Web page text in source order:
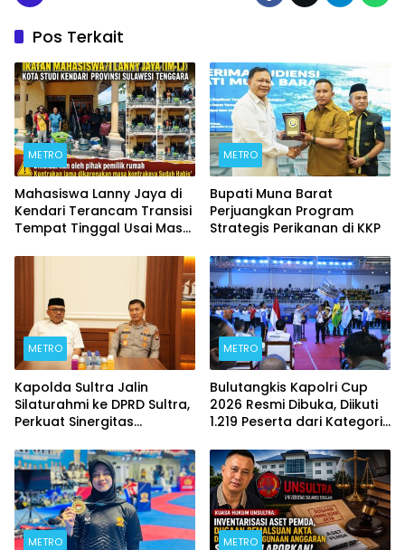
Pos Terkait
METRO
Mahasiswa Lanny Jaya di
Kendari Terancam Transisi
Tempat Tinggal Usai Masa
METRO
Bupati Muna Barat
Perjuangkan Program
Strategis Perikanan di KKP
METRO
Kapolda Sultra Jalin
Silaturahmi ke DPRD Sultra,
Perkuat Sinergitas
Kemajuan Daerah
METRO
Bulutangkis Kapolri Cup
2026 Resmi Dibuka, Diikuti
1.219 Peserta dari Kategori
METRO METRO